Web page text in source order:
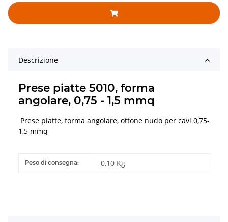
Descrizione
Prese piatte 5010, forma
angolare, 0,75 - 1,5 mmq
Prese piatte, forma angolare, ottone nudo per cavi 0,75-
1,5 mmq
#productDetails.itemInformation#
#productDetails.itemValue#
Peso di consegna: 0,10 Kg